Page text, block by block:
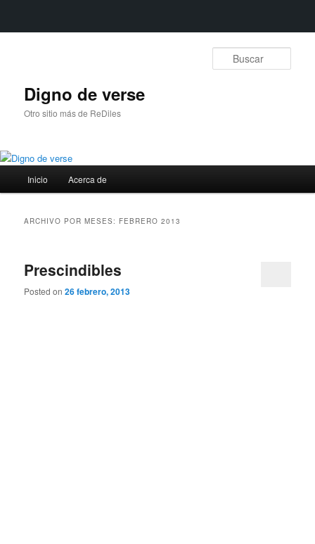
Digno de verse
Otro sitio más de ReDiles
principal
Inicio Acerca de
ARCHIVO POR MESES: FEBRERO 2013
Prescindibles
Posted on26 febrero, 2013